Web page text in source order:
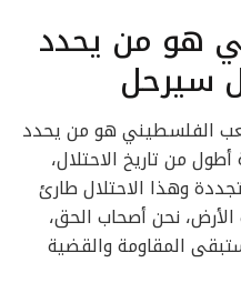
هو من يحدد
سيرحل
الفلسطيني هو من يحدد
من تاريخ الاحتلال،
وهذا الاحتلال طارئ
نحن أصحاب الحق،
المقاومة والقضية